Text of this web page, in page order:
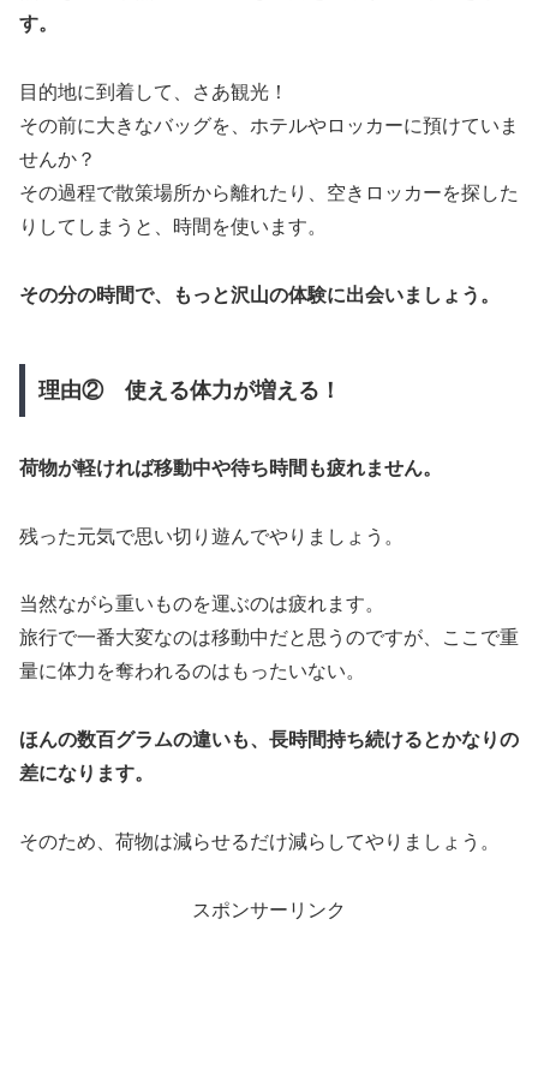
す。
目的地に到着して、さあ観光！
その前に大きなバッグを、ホテルやロッカーに預けていま
せんか？
その過程で散策場所から離れたり、空きロッカーを探した
りしてしまうと、時間を使います。
その分の時間で、もっと沢山の体験に出会いましょう。
理由② 使える体力が増える！
荷物が軽ければ移動中や待ち時間も疲れません。
残った元気で思い切り遊んでやりましょう。
当然ながら重いものを運ぶのは疲れます。
旅行で一番大変なのは移動中だと思うのですが、ここで重
量に体力を奪われるのはもったいない。
ほんの数百グラムの違いも、長時間持ち続けるとかなりの
差になります。
そのため、荷物は減らせるだけ減らしてやりましょう。
スポンサーリンク